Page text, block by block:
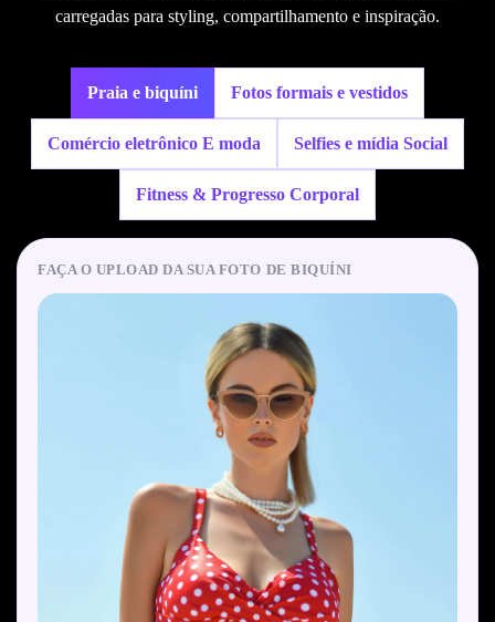
carregadas para styling, compartilhamento e inspiração.
Praia e biquíni Fotos formais e vestidos
Comércio eletrônico E moda Selfies e mídia Social
Fitness & Progresso Corporal
FAÇA O UPLOAD DA SUA FOTO DE BIQUÍNI